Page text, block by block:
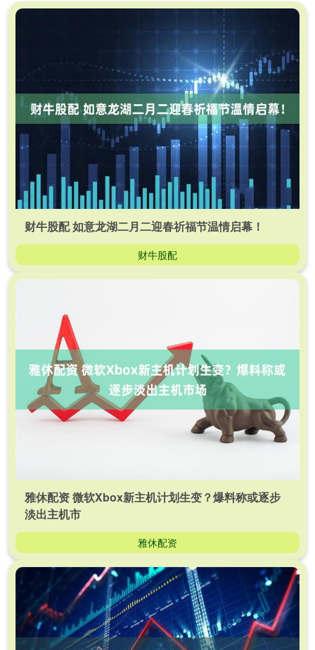
财牛股配 如意龙湖二月二迎春祈福节温情启幕！
财牛股配
雅休配资 微软Xbox新主机计划生变？爆料称或逐步
淡出主机市
雅休配资